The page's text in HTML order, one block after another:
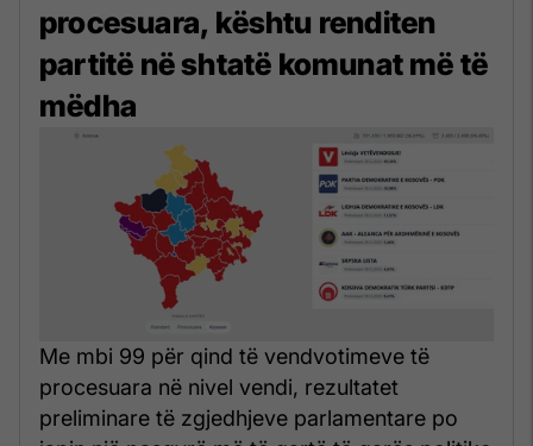
procesuara, kështu renditen
partitë në shtatë komunat më të
mëdha
Me mbi 99 për qind të vendvotimeve të
procesuara në nivel vendi, rezultatet
preliminare të zgjedhjeve parlamentare po